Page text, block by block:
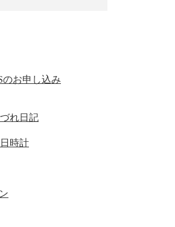
のお申し込み
れ日記
時計